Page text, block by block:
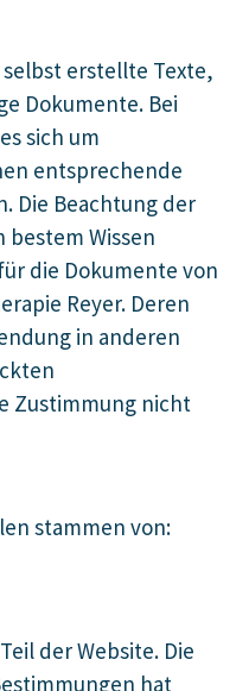
erstellte Texte,
Dokumente. Bei
sich um
entsprechende
Die Beachtung der
Wissen
die Dokumente von
Reyer. Deren
in anderen
Zustimmung nicht
stammen von:
der Website. Die
hat